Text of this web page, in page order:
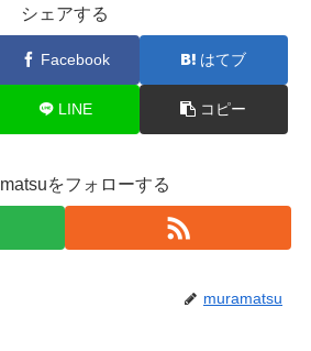
シェアする
Facebook はてブ
LINE コピー
をフォローする
muramatsu